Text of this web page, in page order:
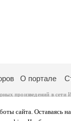
сайта. Оставаясь
О портале
произведений в сети
возможна только с
более